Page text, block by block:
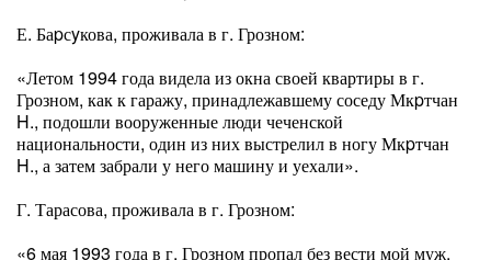
Е. Баpсyкова, проживала в г. Грозном:
«Летом 1994 года видела из окна своей квартиры в г.
Грозном, как к гаражу, принадлежавшему соседу Мкpтчан
H., подошли вооруженные люди чеченской
национальности, один из них выстрелил в ногу Мкpтчан
H., а затем забрали у него машину и уехали».
Г. Тарасова, проживала в г. Грозном:
«6 мая 1993 года в г. Грозном пропал без вести мой муж.